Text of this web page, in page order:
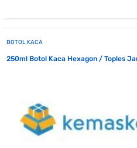
BOTOL KACA
250ml Botol Kaca Hexagon / Toples